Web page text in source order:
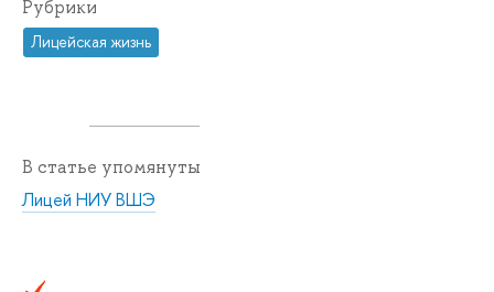
Рубрики
Лицейская жизнь
В статье упомянуты
Лицей НИУ ВШЭ